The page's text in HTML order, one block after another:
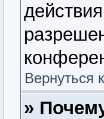
Вернуться
»